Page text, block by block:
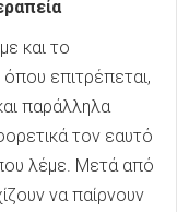
και το
επιτρέπεται,
παράλληλα
τον εαυτό
λέμε. Μετά από
να παίρνουν